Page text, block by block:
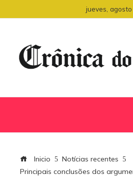
jueves,
Inicio
Notícias recentes
Principais conclusões dos